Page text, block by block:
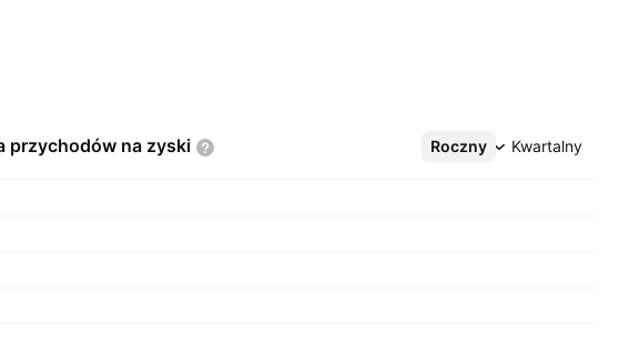
przychodów na zyski Roczny Kwartalny
Więcej